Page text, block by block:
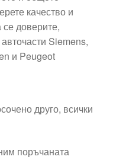
качество и
доверите,
Siemens,
и Peugeot
друго, всички
поръчаната